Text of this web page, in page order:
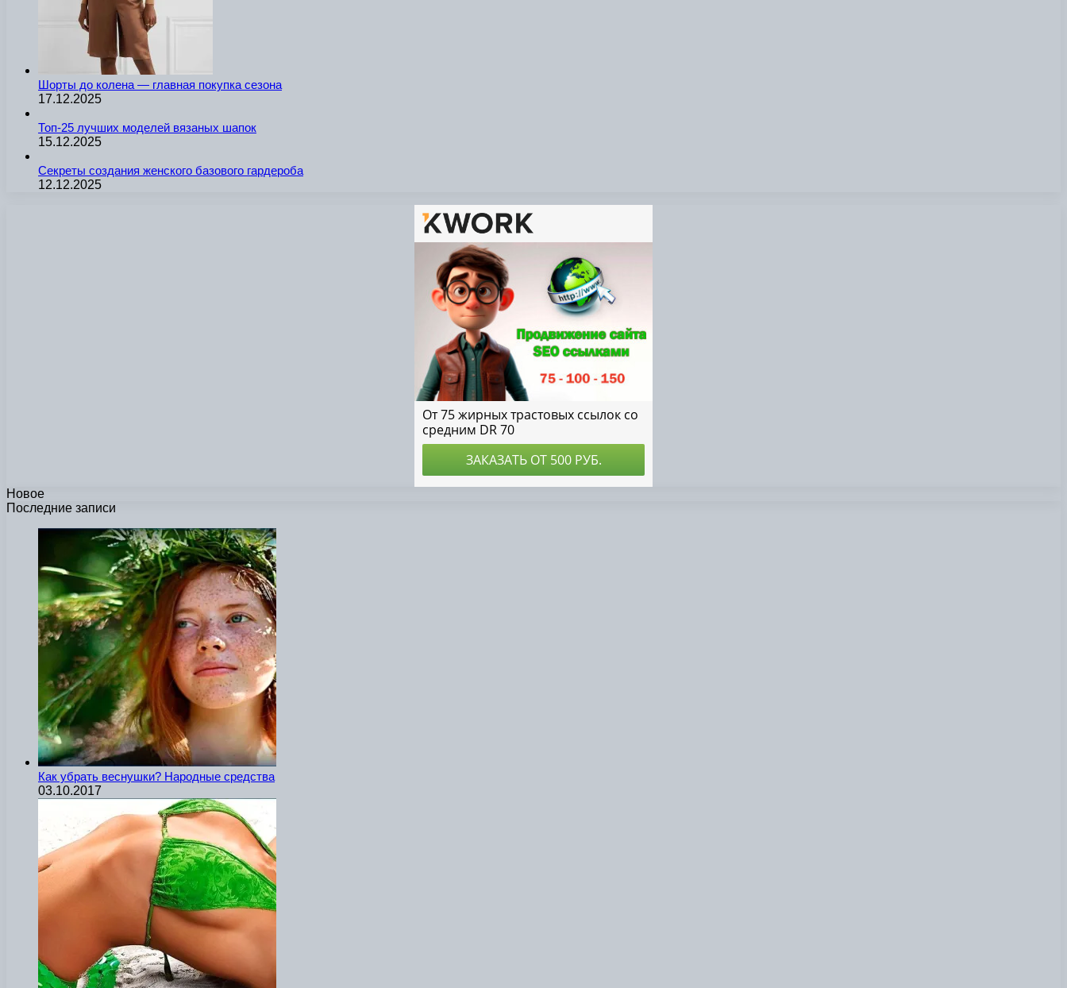
Шорты до колена — главная покупка сезона
17.12.2025
Топ-25 лучших моделей вязаных шапок
15.12.2025
Секреты создания женского базового гардероба
12.12.2025
Новое
Последние записи
Как убрать веснушки? Народные средства
03.10.2017